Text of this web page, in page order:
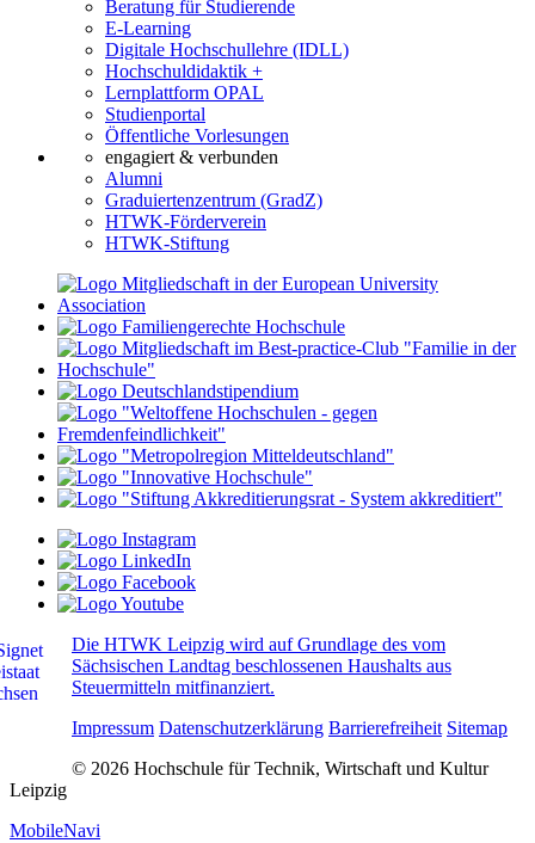
Beratung für Studierende
E-Learning
Digitale Hochschullehre (IDLL)
Hochschuldidaktik +
Lernplattform OPAL
Studienportal
Öffentliche Vorlesungen
engagiert & verbunden
Alumni
Graduiertenzentrum (GradZ)
HTWK-Förderverein
HTWK-Stiftung
Die HTWK Leipzig wird auf Grundlage des vom
Sächsischen Landtag beschlossenen Haushalts aus
Steuermitteln mitfinanziert.
Impressum Datenschutzerklärung Barrierefreiheit Sitemap
© 2026 Hochschule für Technik, Wirtschaft und Kultur
Leipzig
MobileNavi